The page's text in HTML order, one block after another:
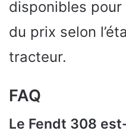
disponibles
du prix selon
tracteur.
FAQ
Le Fendt 308